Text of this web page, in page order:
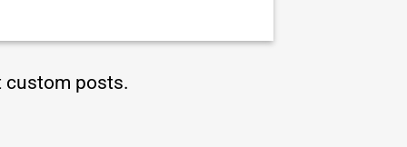
custom posts.